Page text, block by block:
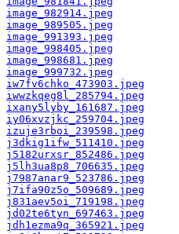
image_982914.jpeg
image_989505.jpeg
image_991393.jpeg
image_998405.jpeg
image_998681.jpeg
image_999732.jpeg
iw7fv6chko_473903.jpeg
iwwzkqeg8l_285794.jpeg
ixany5lyby_161687.jpeg
iy06xvzjkc_259704.jpeg
izuje3rboi_239598.jpeg
j3dkig1ifw_511410.jpeg
j5182urxsr_852486.jpeg
j5lh3ua8p8_706635.jpeg
j7987anar9_523786.jpeg
j7ifa90z5o_509689.jpeg
j831aev5oi_719198.jpeg
jd02te6tyn_697463.jpeg
jdh1ezma9q_365921.jpeg